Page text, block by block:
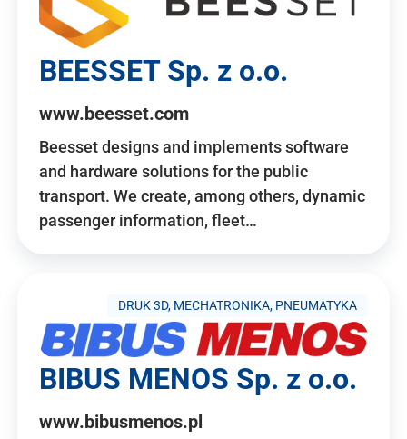
BEESSET Sp. z o.o.
www.beesset.com
Beesset designs and implements software
and hardware solutions for the public
transport. We create, among others, dynamic
passenger information, fleet…
DRUK 3D, MECHATRONIKA, PNEUMATYKA
BIBUS MENOS Sp. z o.o.
www.bibusmenos.pl